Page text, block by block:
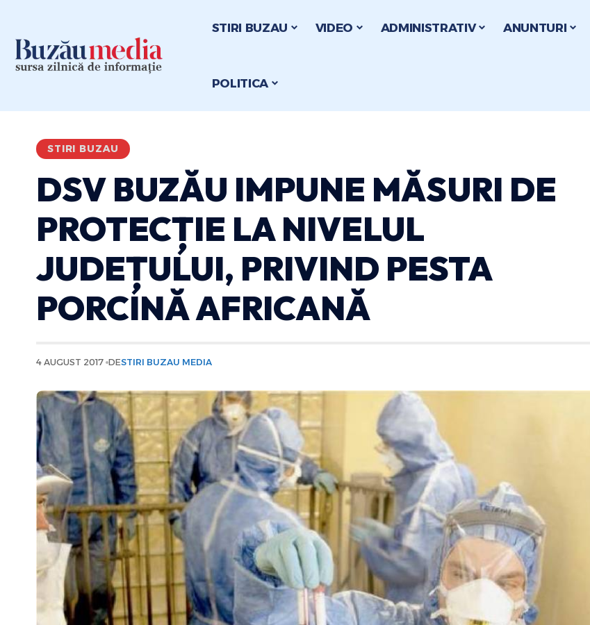
STIRI BUZAU VIDEO ADMINISTRATIV ANUNTURI
POLITICA
STIRI BUZAU
DSV BUZĂU IMPUNE MĂSURI DE
PROTECȚIE LA NIVELUL
JUDEȚULUI, PRIVIND PESTA
PORCINĂ AFRICANĂ
4 AUGUST 2017 DESTIRI BUZAU MEDIA